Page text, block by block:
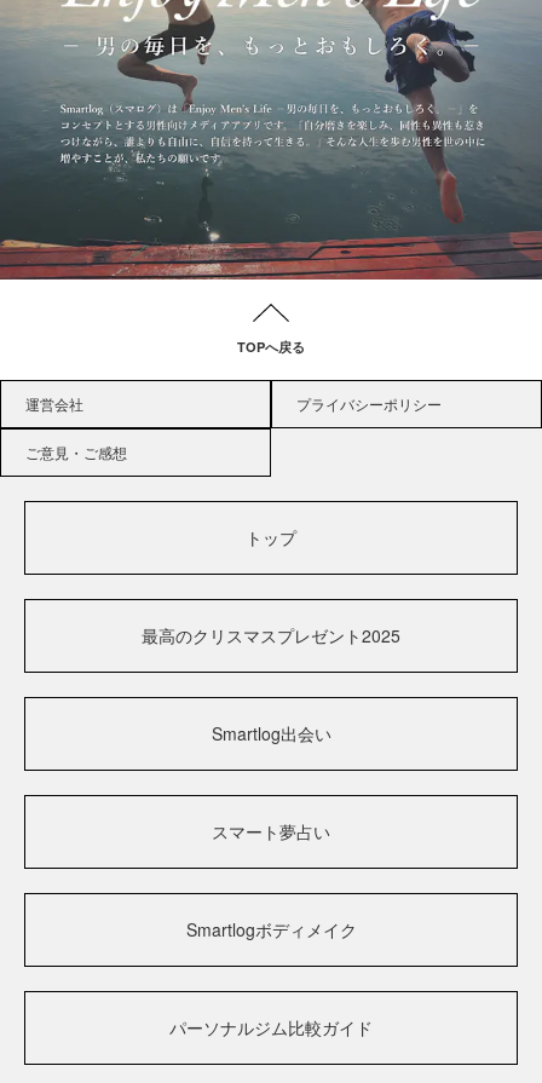
TOPへ戻る
運営会社 プライバシーポリシー
ご意見・ご感想
トップ
最高のクリスマスプレゼント2025
Smartlog出会い
スマート夢占い
Smartlogボディメイク
パーソナルジム比較ガイド